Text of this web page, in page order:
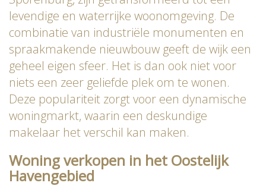
levendige en waterrijke woonomgeving. De
combinatie van industriële monumenten en
spraakmakende nieuwbouw geeft de wijk een
geheel eigen sfeer. Het is dan ook niet voor
niets een zeer geliefde plek om te wonen.
Deze populariteit zorgt voor een dynamische
woningmarkt, waarin een deskundige
makelaar het verschil kan maken.
Woning verkopen in het Oostelijk
Havengebied